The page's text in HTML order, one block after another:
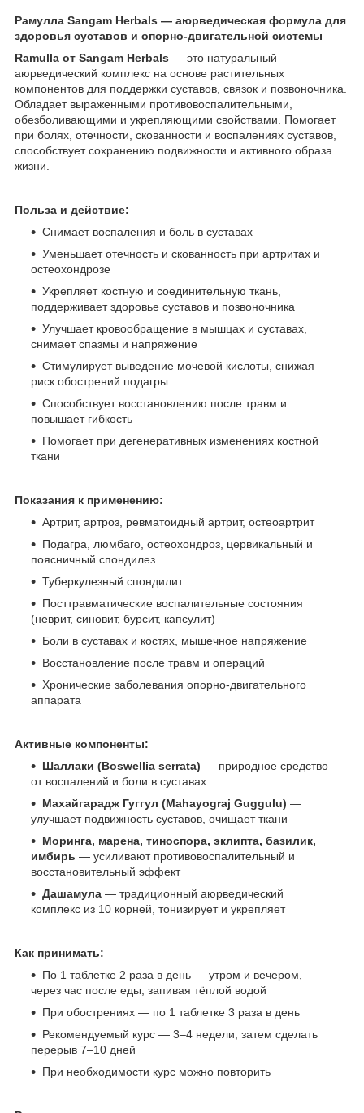
Рамулла Sangam Herbals — аюрведическая формула для
здоровья суставов и опорно-двигательной системы
Ramulla от Sangam Herbals — это натуральный
аюрведический комплекс на основе растительных
компонентов для поддержки суставов, связок и позвоночника.
Обладает выраженными противовоспалительными,
обезболивающими и укрепляющими свойствами. Помогает
при болях, отечности, скованности и воспалениях суставов,
способствует сохранению подвижности и активного образа
жизни.
Польза и действие:
Снимает воспаления и боль в суставах
Уменьшает отечность и скованность при артритах и
остеохондрозе
Укрепляет костную и соединительную ткань,
поддерживает здоровье суставов и позвоночника
Улучшает кровообращение в мышцах и суставах,
снимает спазмы и напряжение
Стимулирует выведение мочевой кислоты, снижая
риск обострений подагры
Способствует восстановлению после травм и
повышает гибкость
Помогает при дегенеративных изменениях костной
ткани
Показания к применению:
Артрит, артроз, ревматоидный артрит, остеоартрит
Подагра, люмбаго, остеохондроз, цервикальный и
поясничный спондилез
Туберкулезный спондилит
Посттравматические воспалительные состояния
(неврит, синовит, бурсит, капсулит)
Боли в суставах и костях, мышечное напряжение
Восстановление после травм и операций
Хронические заболевания опорно-двигательного
аппарата
Активные компоненты:
Шаллаки (Boswellia serrata) — природное средство
от воспалений и боли в суставах
Махайгарадж Гуггул (Mahayograj Guggulu) —
улучшает подвижность суставов, очищает ткани
Моринга, марена, тиноспора, эклипта, базилик,
имбирь — усиливают противовоспалительный и
восстановительный эффект
Дашамула — традиционный аюрведический
комплекс из 10 корней, тонизирует и укрепляет
Как принимать:
По 1 таблетке 2 раза в день — утром и вечером,
через час после еды, запивая тёплой водой
При обострениях — по 1 таблетке 3 раза в день
Рекомендуемый курс — 3–4 недели, затем сделать
перерыв 7–10 дней
При необходимости курс можно повторить